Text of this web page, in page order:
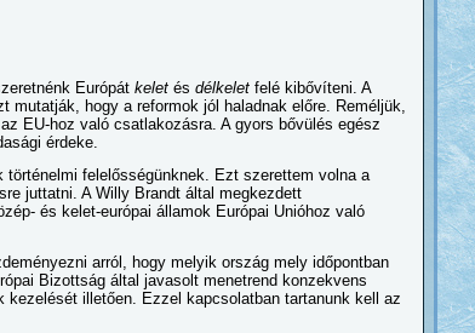
Európát kelet és délkelet felé kibővíteni. A
mutatják, hogy a reformok jól haladnak előre. Reméljük,
EU-hoz való csatlakozásra. A gyors bővülés egész
érdeke.
felelősségünknek. Ezt szerettem volna a
juttatni. A Willy Brandt által megkezdett
és kelet-európai államok Európai Unióhoz való
arról, hogy melyik ország mely időpontban
Bizottság által javasolt menetrend konzekvens
illetően. Ezzel kapcsolatban tartanunk kell az